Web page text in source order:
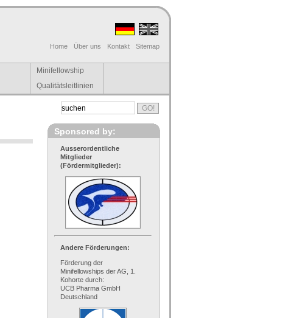
Home Über uns Kontakt Sitemap
Minifellowship
Qualitätsleitlinien
Sponsored by:
Ausserordentliche
Mitglieder
(Fördermitglieder):
Andere Förderungen:
Förderung der
Minifellowships der AG, 1.
Kohorte durch:
UCB Pharma GmbH
Deutschland